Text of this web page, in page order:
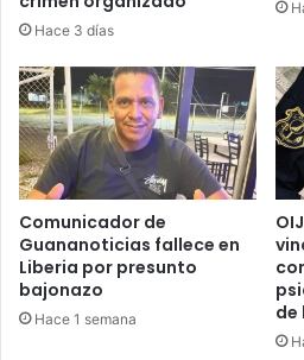
Hace 3 días
Comunicador de
Guananoticias fallece en
Liberia por presunto
bajonazo
Hace 1 semana
de